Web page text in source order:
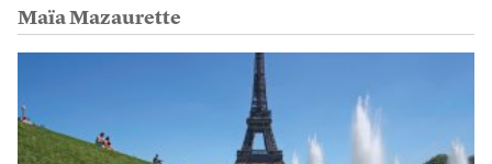
Maïa Mazaurette